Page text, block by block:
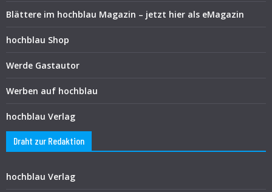
Blättere im hochblau Magazin – jetzt hier als eMagazin
hochblau Shop
Werde Gastautor
Werben auf hochblau
hochblau Verlag
Draht zur Redaktion
hochblau Verlag